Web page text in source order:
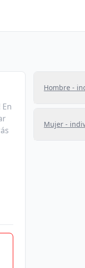
Hombre -
Mujer -